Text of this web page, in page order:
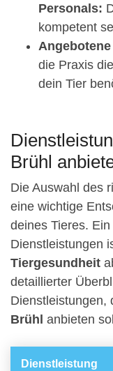
Personals:
kompetent
die Praxis
dein Tier
Brühl
Die Auswahl des
eine wichtige
deines Tieres.
Dienstleistungen
Tiergesundheit
detaillierter
Dienstleistungen,
Brühl anbieten
Dienstleistung